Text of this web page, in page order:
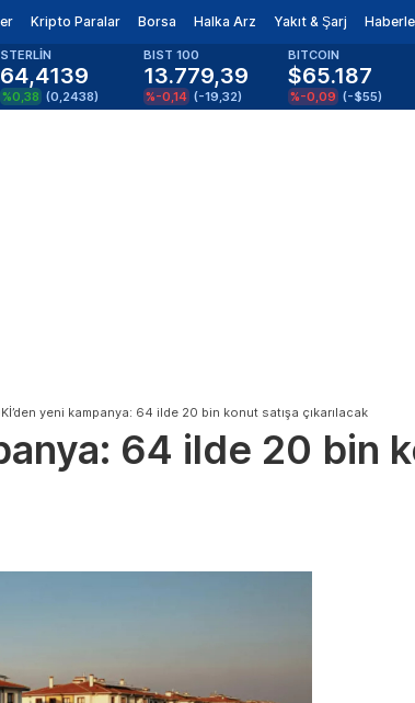
Kripto Paralar Borsa Halka Arz Yakıt & Şarj
STERLİN
64,4139
%0,38 (0,2438)
BIST 100
13.779,39
%-0,14 (-19,32)
BITCOIN
$65.187
%-0,09 (-$55)
yeni kampanya: 64 ilde 20 bin konut satışa çıkarılacak
64 ilde 20 bin